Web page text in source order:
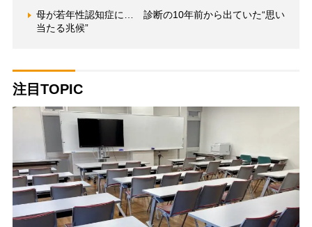
母が若年性認知症に… 診断の10年前から出ていた“思い
当たる兆候”
注目TOPIC